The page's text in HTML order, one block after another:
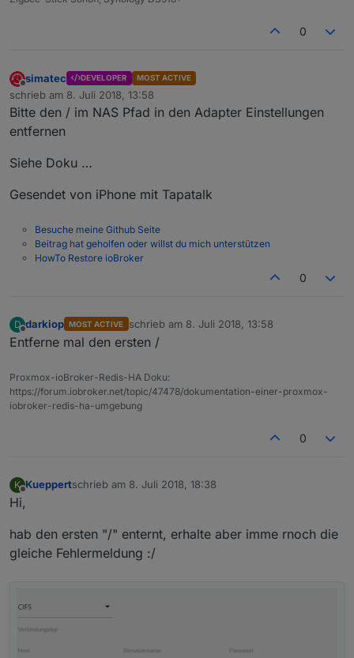
0
Offline
simatec DEVELOPER MOST ACTIVE
schrieb am 8. Juli 2018, 13:58
zuletzt editiert von7. Aug. 2018, 15:58
Bitte den / im NAS Pfad in den Adapter Einstellungen
entfernen
Siehe Doku …
Gesendet von iPhone mit Tapatalk
Besuche meine Github Seite
Beitrag hat geholfen oder willst du mich unterstützen
HowTo Restore ioBroker
0
D
Offline
darkiop MOST ACTIVE schrieb am 8. Juli 2018, 13:58
zuletzt editiert von
Entferne mal den ersten /
Proxmox-ioBroker-Redis-HA Doku:
https://forum.iobroker.net/topic/47478/dokumentation-einer-proxmox-
iobroker-redis-ha-umgebung
0
K Kueppertschrieb am 8. Juli 2018, 18:38
zuletzt editiert von
Hi,
hab den ersten "/" enternt, erhalte aber imme rnoch die
gleiche Fehlermeldung :/